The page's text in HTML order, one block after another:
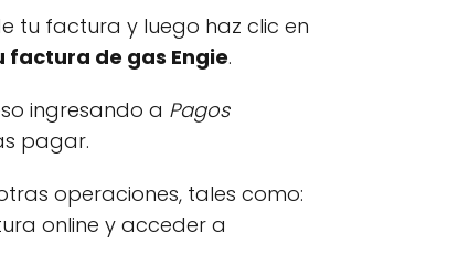
tu factura y luego haz clic en
factura de gas Engie.
ingresando a Pagos
pagar.
operaciones, tales como:
online y acceder a